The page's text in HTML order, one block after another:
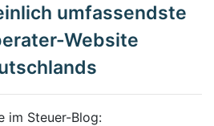
umfassendste
Website
im Steuer-Blog: